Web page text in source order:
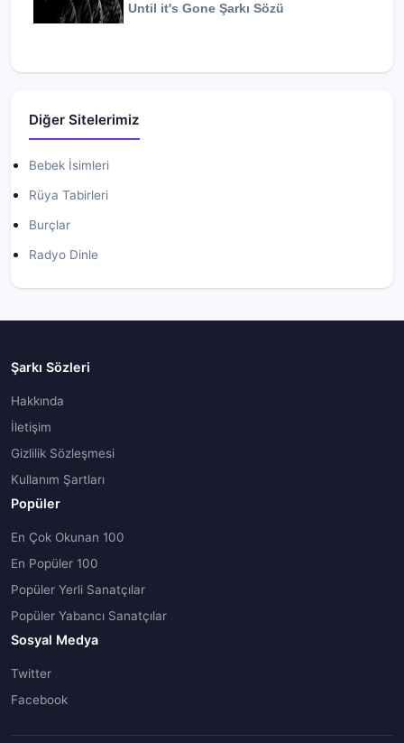
Until it's Gone Şarkı Sözü
Diğer Sitelerimiz
Bebek İsimleri
Rüya Tabirleri
Burçlar
Radyo Dinle
Şarkı Sözleri
Hakkında
İletişim
Gizlilik Sözleşmesi
Kullanım Şartları
Popüler
En Çok Okunan 100
En Popüler 100
Popüler Yerli Sanatçılar
Popüler Yabancı Sanatçılar
Sosyal Medya
Twitter
Facebook